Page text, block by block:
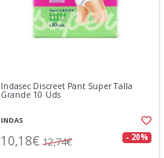
Indasec Discreet Pant Super Talla
Grande 10 Uds
INDAS
10,18€ 12,74€ - 20%